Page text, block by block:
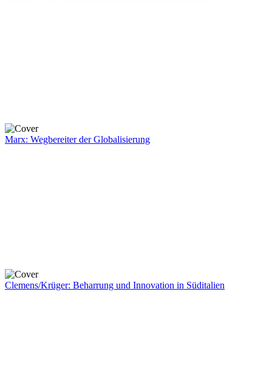
Marx: Wegbereiter der Globalisierung
Clemens/Krüger: Beharrung und Innovation in Süditalien